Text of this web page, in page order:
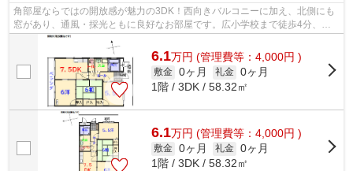
角部屋ならではの開放感が魅力の3DK！西向きバルコニーに加え、北側にも
窓があり、通風・採光ともに良好なお部屋です。広小学校まで徒歩4分、善
通寺幼稚園は道路を挟んですぐで、小さ...
6.1万円 (管理費等：4,000円 )
敷金 0ヶ月 礼金 0ヶ月
1階 / 3DK / 58.32㎡
6.1万円 (管理費等：4,000円 )
敷金 0ヶ月 礼金 0ヶ月
1階 / 3DK / 58.32㎡